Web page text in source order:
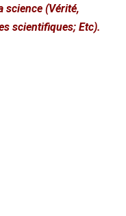
science (Vérité,
scientifiques; Etc).